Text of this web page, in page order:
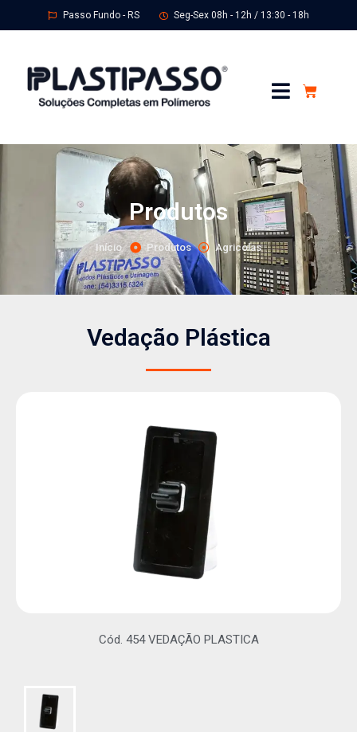
Passo Fundo - RS Seg-Sex 08h - 12h / 13:30 - 18h
Produtos
Início Produtos Agricolas
Vedação Plástica
Cód. 454 VEDAÇÃO PLASTICA